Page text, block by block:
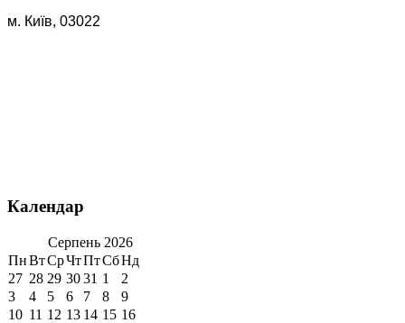
м. Київ, 03022
Календар
Серпень 2026
ПнВтСрЧтПтСбНд
27 28 29 3031 1
2
3
4 5 6 7 8
9
10 11 12 13 14 15 16